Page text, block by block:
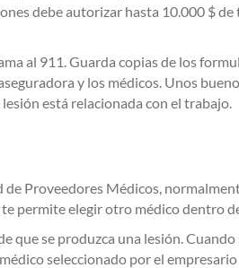
debe autorizar hasta 10.000 $
al 911. Guarda copias de los
y los médicos. Unos
está relacionada con el trabajo.
de Proveedores Médicos,
permite elegir otro médico dentro
se produzca una lesión.
seleccionado por el